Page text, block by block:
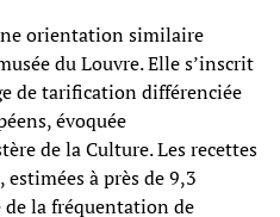
orientation similaire
du Louvre. Elle s’inscrit
de tarification différenciée
évoquée
de la Culture. Les recettes
à près de 9,3
de la fréquentation de